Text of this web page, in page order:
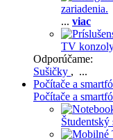
zariadenia.
... viac
TV
Odporúčame:
Sušičky , ...
Počítače a
Počítače a